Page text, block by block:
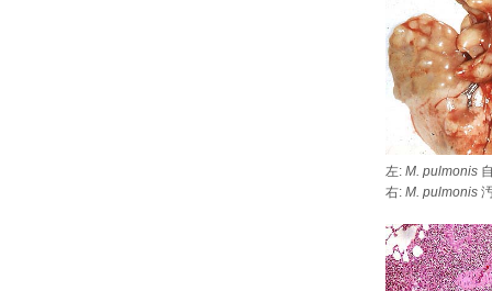
左: M. pulmonis
右: M. pulmonis